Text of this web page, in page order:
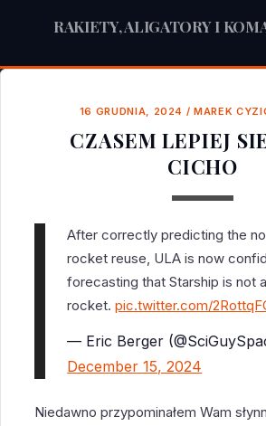
RAKIETY, ALIGATORY I
16 GRUDNIA, 2024 /MAREK
CZASEM LEPIEJ
CICHO
After correctly predicting the
rocket reuse, ULA is now
forecasting that Starship is not
rocket.pic.twitter.com/
— Eric Berger
December 15, 2024
Niedawno przypominałem Wam